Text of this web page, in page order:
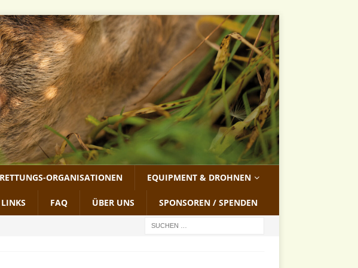
ORGANISATIONEN EQUIPMENT & DROHNEN
FAQ ÜBER UNS SPONSOREN / SPENDEN